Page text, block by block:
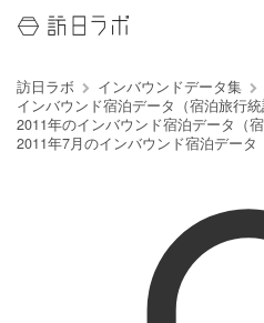
訪日ラボ
インバウンドデータ集
インバウンド宿泊データ（宿泊旅行統
2011年のインバウンド宿泊データ（宿
2011年7月のインバウンド宿泊データ